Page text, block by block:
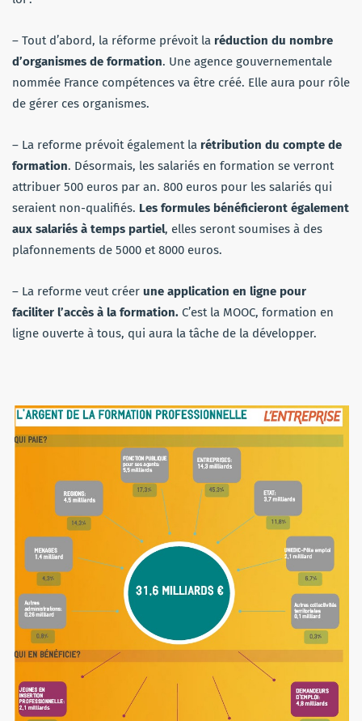
– Tout d’abord, la réforme prévoit la réduction du nombre
d’organismes de formation. Une agence gouvernementale
nommée France compétences va être créé. Elle aura pour rôle
de gérer ces organismes.
– La reforme prévoit également la rétribution du compte de
formation. Désormais, les salariés en formation se verront
attribuer 500 euros par an. 800 euros pour les salariés qui
seraient non-qualifiés. Les formules bénéficieront également
aux salariés à temps partiel, elles seront soumises à des
plafonnements de 5000 et 8000 euros.
– La reforme veut créer une application en ligne pour
faciliter l’accès à la formation. C’est la MOOC, formation en
ligne ouverte à tous, qui aura la tâche de la développer.